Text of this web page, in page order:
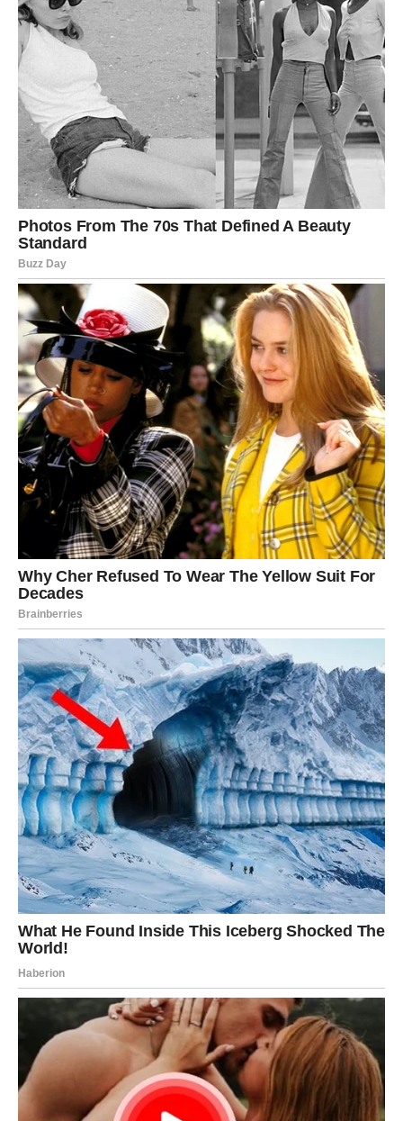
razlogom i da vam univerzum donosi upravo ono što vam
je potrebno.
Vodolija
Vodolije danas ulaze u fazu prosvetljenja i spontanosti.
Ideje vam dolaze kao iz rukava, a kreativnost dostiže
vrhunac. Ovo je idealan dan za planove, dogovore i
donošenje važnih odluka.
U ljubavi, očekujte neočekivano – neko iz vaše prošlosti
može se pojaviti sa ponudom za novi početak. Ako ste u
vezi, danas je pravi trenutak da otvoreno razgovarate i
rešite sve što vas muči. Zvezde su vam naklonjene –
samo sledite intuiciju.
Ribe
Ribe danas osećaju čaroliju. Intuicija vam je jača nego
ikad, a univerzum vam šalje znakove kroz snove i
slučajnosti. Ako ste u potrazi za odgovorom, dobićete ga
upravo danas.
U ljubavi, dan donosi toplinu i nežnost – moguće je
pomirenje, romantičan susret ili poruka koja budi
emocije. U poslu se pojavljuje prilika za saradnju koja će
vam otvoriti nova vrata. Budite hrabri, jer sreća zaista
kuca – samo je pustite unutra.